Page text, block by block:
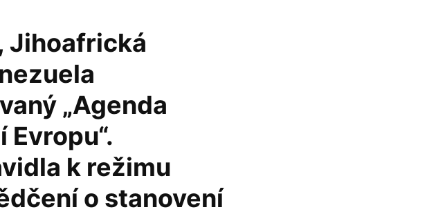
Jihoafrická
„Agenda
k režimu
o stanovení